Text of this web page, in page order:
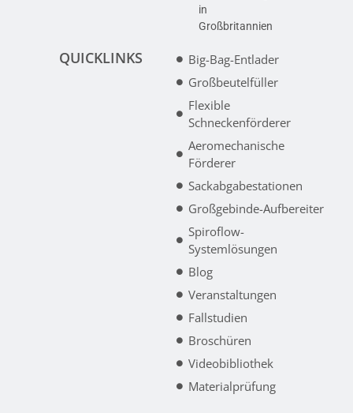
in
Großbritannien
QUICKLINKS
Big-Bag-Entlader
Großbeutelfüller
Flexible
Schneckenförderer
Aeromechanische
Förderer
Sackabgabestationen
Großgebinde-Aufbereiter
Spiroflow-
Systemlösungen
Blog
Veranstaltungen
Fallstudien
Broschüren
Videobibliothek
Materialprüfung